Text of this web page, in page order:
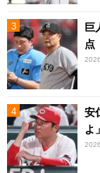
巨
点
安
よ